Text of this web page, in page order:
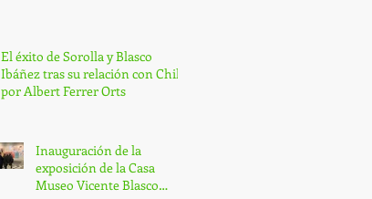
El éxito de Sorolla y Blasco
Ibáñez tras su relación con Chile,
por Albert Ferrer Orts
Inauguración de la
exposición de la Casa
Museo Vicente Blasco